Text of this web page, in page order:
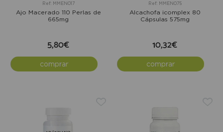
Ref: MMEN017
Ajo Macerado 110 Perlas de
665mg
5,80€
comprar
Ref: MMEN075
Alcachofa icomplex 80
Cápsulas 575mg
10,32€
comprar